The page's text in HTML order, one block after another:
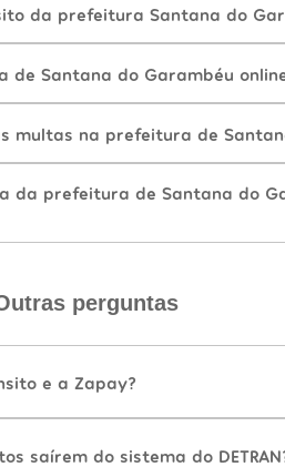
da prefeitura Santana do
de Santana do Garambéu
multas na prefeitura de
da prefeitura de Santana do
perguntas
e a Zapay?
saírem do sistema do